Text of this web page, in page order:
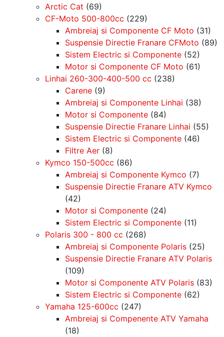
Arctic Cat (69)
CF-Moto 500-800cc (229)
Ambreiaj si Componente CF Moto (31)
Suspensie Directie Franare CFMoto (89)
Sistem Electric si Componente (52)
Motor si Componente CF Moto (61)
Linhai 260-300-400-500 cc (238)
Carene (9)
Ambreiaj si Componente Linhai (38)
Motor si Componente (84)
Suspensie Directie Franare Linhai (55)
Sistem Electric si Componente (46)
Filtre Aer (8)
Kymco 150-500cc (86)
Ambreiaj si Componente Kymco (7)
Suspensie Directie Franare ATV Kymco
(42)
Motor si Componente (24)
Sistem Electric si Componente (11)
Polaris 300 - 800 cc (268)
Ambreiaj si Componente Polaris (25)
Suspensie Directie Franare ATV Polaris
(109)
Motor si Componente ATV Polaris (83)
Sistem Electric si Componente (62)
Yamaha 125-600cc (247)
Ambreiaj si Compenente ATV Yamaha
(18)